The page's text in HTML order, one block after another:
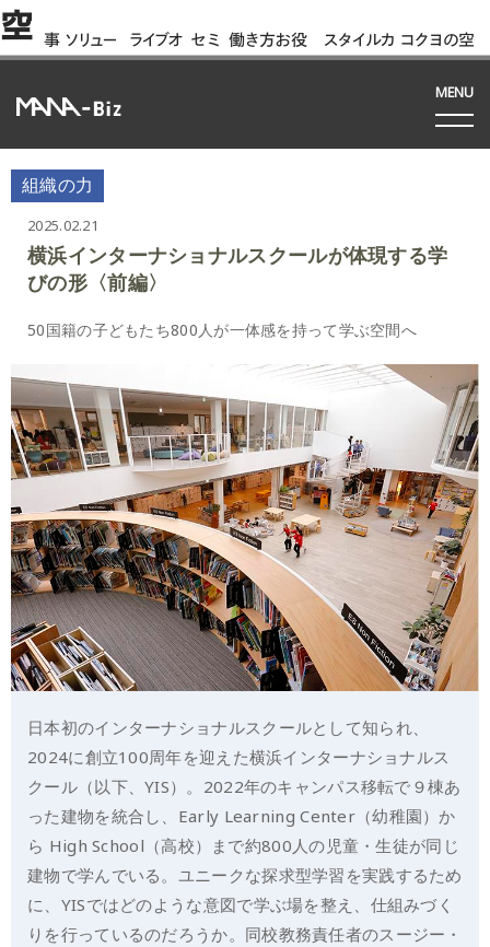
空 事
例
ソリュー
ション
ライブオ
フィス
セミ
ナー
働き方お役
立ち資料
スタイルカ
タログ
コクヨの空
間って!?
MENU
組織の力
2025.02.21
横浜インターナショナルスクールが体現する学
びの形〈前編〉
50国籍の子どもたち800人が一体感を持って学ぶ空間へ
日本初のインターナショナルスクールとして知られ、
2024に創立100周年を迎えた横浜インターナショナルス
クール（以下、YIS）。2022年のキャンパス移転で９棟あ
った建物を統合し、Early Learning Center（幼稚園）か
ら High School（高校）まで約800人の児童・生徒が同じ
建物で学んでいる。ユニークな探求型学習を実践するため
に、YISではどのような意図で学ぶ場を整え、仕組みづく
りを行っているのだろうか。同校教務責任者のスージー・